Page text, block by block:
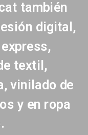
también
digital,
textil,
vinilado de
y en ropa